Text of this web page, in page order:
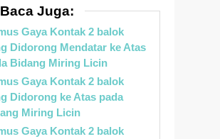
Baca Juga:
Gaya Kontak 2 balok
Didorong Mendatar ke Atas
Bidang Miring Licin
Gaya Kontak 2 balok
Didorong ke Atas pada
Miring Licin
Gaya Kontak 2 balok